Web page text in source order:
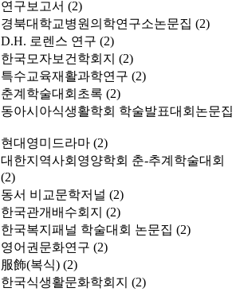
연구보고서 (2)
경북대학교병원의학연구소논문집 (2)
D.H. 로렌스 연구 (2)
한국모자보건학회지 (2)
특수교육재활과학연구 (2)
춘계학술대회초록 (2)
동아시아식생활학회 학술발표대회논문집
현대영미드라마 (2)
대한지역사회영양학회 춘-추계학술대회
(2)
동서 비교문학저널 (2)
한국관개배수회지 (2)
한국복지패널 학술대회 논문집 (2)
영어권문화연구 (2)
服飾(복식) (2)
한국식생활문화학회지 (2)